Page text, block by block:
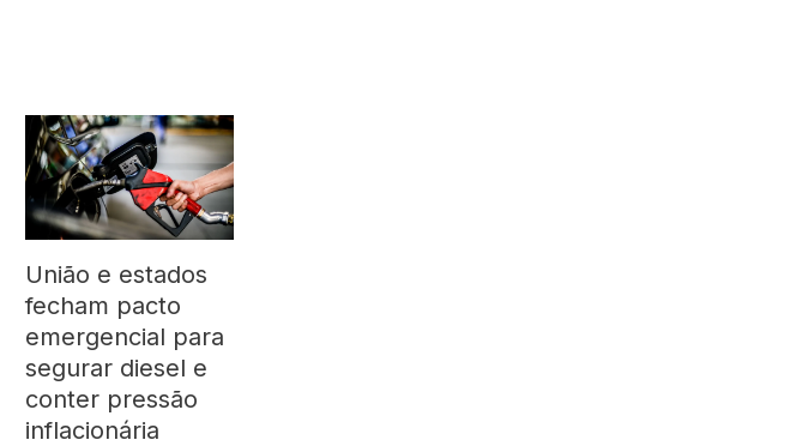
União e estados
fecham pacto
emergencial para
segurar diesel e
conter pressão
inflacionária